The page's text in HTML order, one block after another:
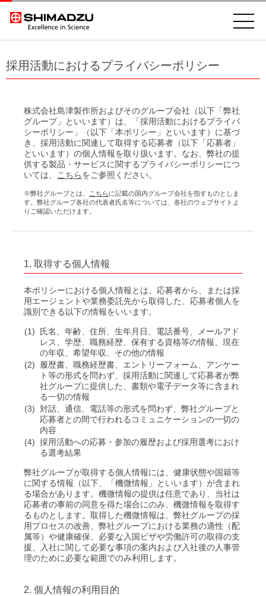
採用活動におけるプライバシーポリシー
株式会社島津製作所およびそのグループ会社（以下「弊社
グループ」といいます）は、「採用活動におけるプライバ
シーポリシー」（以下「本ポリシー」といいます）に基づ
き、採用活動に関連して取得する応募者（以下「応募者」
といいます）の個人情報を取り扱います。なお、弊社の提
供する製品・サービスに関するプライバシーポリシーにつ
いては、 こちらをご参照ください。
※弊社グループとは、 こちらに記載の国内グループ会社を指すものとしま
す。弊社グループ各社の代表者氏名等については、各社のウェブサイトよ
りご確認いただけます。
1. 取得する個人情報
本ポリシーにおける個人情報とは、応募者から、または採
用エージェントや業務委託先から取得した、応募者個人を
識別できる以下の情報をいいます。
(1)
氏名、年齢、住所、生年月日、電話番号、メールアド
レス、学歴、職務経歴、保有する資格等の情報、現在
の年収、希望年収、その他の情報
(2)
履歴書、職務経歴書、エントリーフォーム、アンケー
ト等の形式を問わず、採用活動に関連して応募者が弊
社グループに提供した、書類や電子データ等に含まれ
る一切の情報
(3) 対話、通信、電話等の形式を問わず、弊社グループと
応募者との間で行われるコミュニケーションの一切の
内容
(4) 採用活動への応募・参加の履歴および採用選考におけ
る選考結果
弊社グループが取得する個人情報には、健康状態や国籍等
に関する情報（以下、「機微情報」といいます）が含まれ
る場合があります。機微情報の提供は任意であり、当社は
応募者の事前の同意を得た場合にのみ、機微情報を取得す
るものとします。取得した機微情報は、弊社グループの採
用プロセスの改善、弊社グループにおける業務の適性（配
属等）や健康確保、必要な入国ビザや労働許可の取得の支
援、入社に関して必要な事項の案内および入社後の人事管
理のために必要な範囲でのみ利用します。
2. 個人情報の利用目的